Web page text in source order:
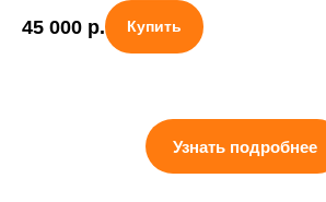
45 000 р. Купить
Узнать подробнее